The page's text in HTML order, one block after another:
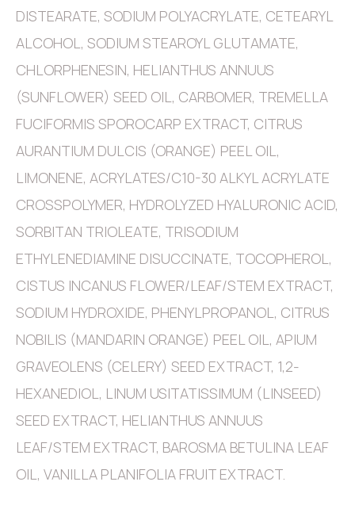
DISTEARATE, SODIUM POLYACRYLATE, CETEARYL
ALCOHOL, SODIUM STEAROYL GLUTAMATE,
CHLORPHENESIN, HELIANTHUS ANNUUS
(SUNFLOWER) SEED OIL, CARBOMER, TREMELLA
FUCIFORMIS SPOROCARP EXTRACT, CITRUS
AURANTIUM DULCIS (ORANGE) PEEL OIL,
LIMONENE, ACRYLATES/C10-30 ALKYL ACRYLATE
CROSSPOLYMER, HYDROLYZED HYALURONIC ACID,
SORBITAN TRIOLEATE, TRISODIUM
ETHYLENEDIAMINE DISUCCINATE, TOCOPHEROL,
CISTUS INCANUS FLOWER/LEAF/STEM EXTRACT,
SODIUM HYDROXIDE, PHENYLPROPANOL, CITRUS
NOBILIS (MANDARIN ORANGE) PEEL OIL, APIUM
GRAVEOLENS (CELERY) SEED EXTRACT, 1,2-
HEXANEDIOL, LINUM USITATISSIMUM (LINSEED)
SEED EXTRACT, HELIANTHUS ANNUUS
LEAF/STEM EXTRACT, BAROSMA BETULINA LEAF
OIL, VANILLA PLANIFOLIA FRUIT EXTRACT.